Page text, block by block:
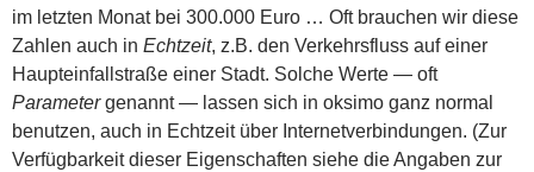
im letzten Monat bei 300.000 Euro … Oft brauchen wir diese
Zahlen auch in Echtzeit, z.B. den Verkehrsfluss auf einer
Haupteinfallstraße einer Stadt. Solche Werte — oft
Parametergenannt — lassen sich in oksimo ganz normal
benutzen, auch in Echtzeit über Internetverbindungen. (Zur
Verfügbarkeit dieser Eigenschaften siehe die Angaben zur